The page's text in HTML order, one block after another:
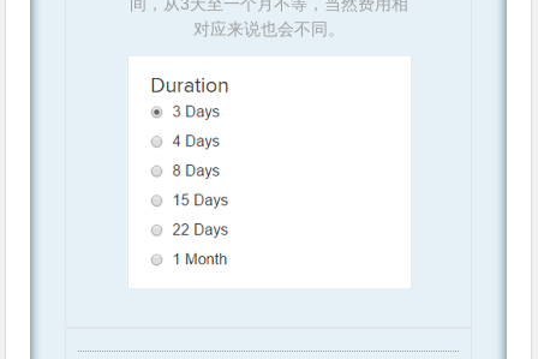
间，从3天至一个月不等，当然费用相
对应来说也会不同。